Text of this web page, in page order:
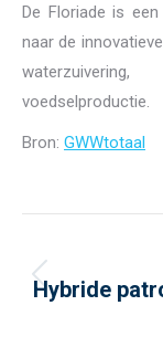
De Floriade is
naar de
voedselproductie.
Bron: GWWtotaal
Hybride